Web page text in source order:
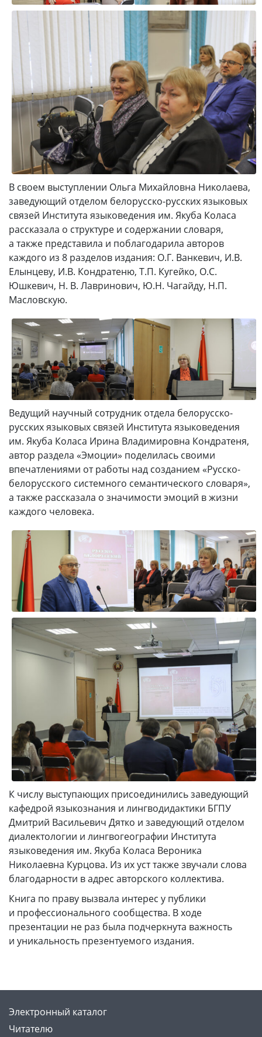
В своем выступлении Ольга Михайловна Николаева,
заведующий отделом белорусско-русских языковых
связей Института языковедения им. Якуба Коласа
рассказала о структуре и содержании словаря,
а также представила и поблагодарила авторов
каждого из 8 разделов издания: О.Г. Ванкевич, И.В.
Елынцеву, И.В. Кондратеню, Т.П. Кугейко, О.С.
Юшкевич, Н. В. Лавринович, Ю.Н. Чагайду, Н.П.
Масловскую.
Ведущий научный сотрудник отдела белорусско-
русских языковых связей Института языковедения
им. Якуба Коласа Ирина Владимировна Кондратеня,
автор раздела «Эмоции» поделилась своими
впечатлениями от работы над созданием «Русско-
белорусского системного семантического словаря»,
а также рассказала о значимости эмоций в жизни
каждого человека.
К числу выступающих присоединились заведующий
кафедрой языкознания и лингводидактики БГПУ
Дмитрий Васильевич Дятко и заведующий отделом
диалектологии и лингвогеографии Института
языковедения им. Якуба Коласа Вероника
Николаевна Курцова. Из их уст также звучали слова
благодарности в адрес авторского коллектива.
Книга по праву вызвала интерес у публики
и профессионального сообщества. В ходе
презентации не раз была подчеркнута важность
и уникальность презентуемого издания.
Электронный каталог
Читателю